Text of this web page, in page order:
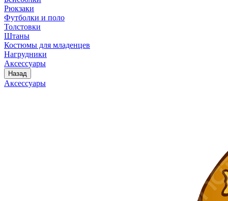
Рюкзаки
Футболки и поло
Толстовки
Штаны
Костюмы для младенцев
Нагрудники
Аксессуары
Назад
Аксессуары